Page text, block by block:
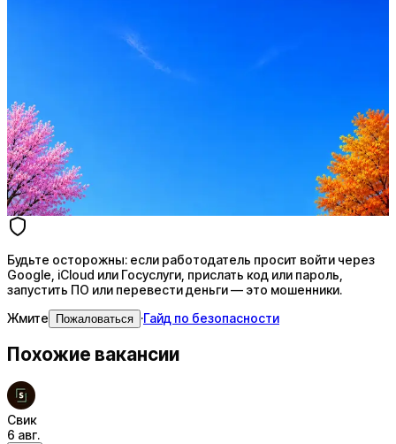
Стратегия поиска с AI: рынки, позиции, вилка, каналы
Будьте осторожны: если работодатель просит войти через
Google, iCloud или Госуслуги, прислать код или пароль,
запустить ПО или перевести деньги — это мошенники.
Жмите
Пожаловаться ·Гайд по безопасности
Похожие вакансии
Свик
6 авг.